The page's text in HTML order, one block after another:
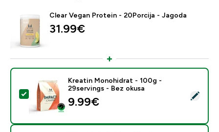
Clear Vegan Protein - 20Porcija - Jagoda
31.99€‎
Odaberi ovaj proizvod - Kreatin Monohidrat - 100g -
Kreatin Monohidrat - 100g -
29servings - Bez okusa
9.99€‎